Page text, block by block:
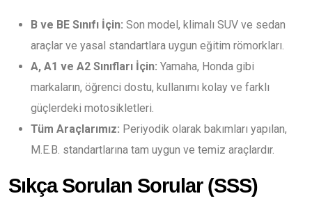
B ve BE Sınıfı İçin: Son model, klimalı SUV ve sedan
araçlar ve yasal standartlara uygun eğitim römorkları.
A, A1 ve A2 Sınıfları İçin: Yamaha, Honda gibi
markaların, öğrenci dostu, kullanımı kolay ve farklı
güçlerdeki motosikletleri.
Tüm Araçlarımız: Periyodik olarak bakımları yapılan,
M.E.B. standartlarına tam uygun ve temiz araçlardır.
Sıkça Sorulan Sorular (SSS)